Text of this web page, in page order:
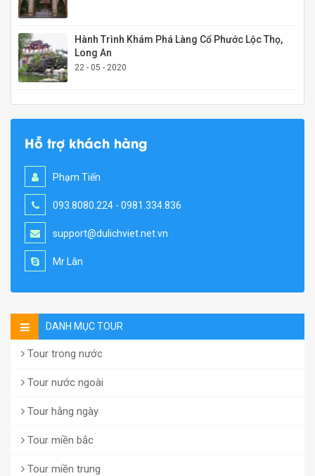
Hành Trình Khám Phá Làng Cổ Phước Lộc Thọ,
Long An
22 - 05 - 2020
Hỗ trợ khách hàng
Phạm Tiến
093.8080.224 - 0981.334.836
support@dulichviet.net.vn
Mr Lân
DANH MỤC TOUR
Tour trong nước
Tour nước ngoài
Tour hằng ngày
Tour miền bắc
Tour miền trung